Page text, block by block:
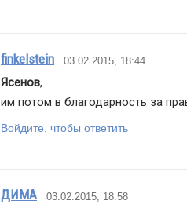
finkelstein 03.02.2015, 18:44
Ясенов,
им потом в благодарность за
Войдите, чтобы ответить
ДИМА 03.02.2015, 18:58